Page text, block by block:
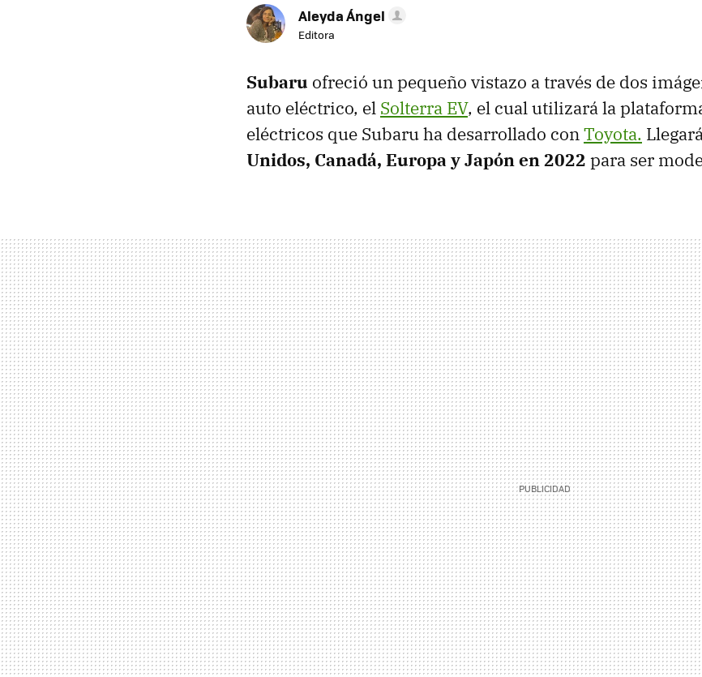
Aleyda Ángel
Editora
Subaru ofreció un pequeño vistazo a través de dos
auto eléctrico, el Solterra EV, el cual utilizará la
eléctricos que Subaru ha desarrollado conToyota.
Unidos, Canadá, Europa y Japón en 2022 para ser